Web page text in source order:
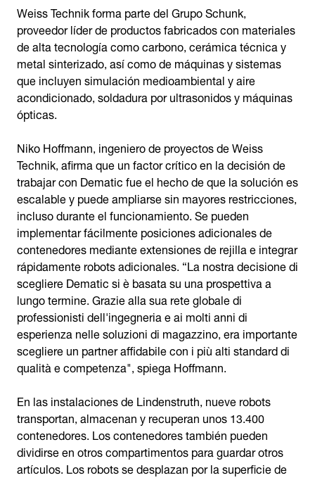
Weiss Technik forma parte del Grupo Schunk,
proveedor líder de productos fabricados con materiales
de alta tecnología como carbono, cerámica técnica y
metal sinterizado, así como de máquinas y sistemas
que incluyen simulación medioambiental y aire
acondicionado, soldadura por ultrasonidos y máquinas
ópticas.
Niko Hoffmann, ingeniero de proyectos de Weiss
Technik, afirma que un factor crítico en la decisión de
trabajar con Dematic fue el hecho de que la solución es
escalable y puede ampliarse sin mayores restricciones,
incluso durante el funcionamiento. Se pueden
implementar fácilmente posiciones adicionales de
contenedores mediante extensiones de rejilla e integrar
rápidamente robots adicionales. “La nostra decisione di
scegliere Dematic si è basata su una prospettiva a
lungo termine. Grazie alla sua rete globale di
professionisti dell'ingegneria e ai molti anni di
esperienza nelle soluzioni di magazzino, era importante
scegliere un partner affidabile con i più alti standard di
qualità e competenza", spiega Hoffmann.
En las instalaciones de Lindenstruth, nueve robots
transportan, almacenan y recuperan unos 13.400
contenedores. Los contenedores también pueden
dividirse en otros compartimentos para guardar otros
artículos. Los robots se desplazan por la superficie de